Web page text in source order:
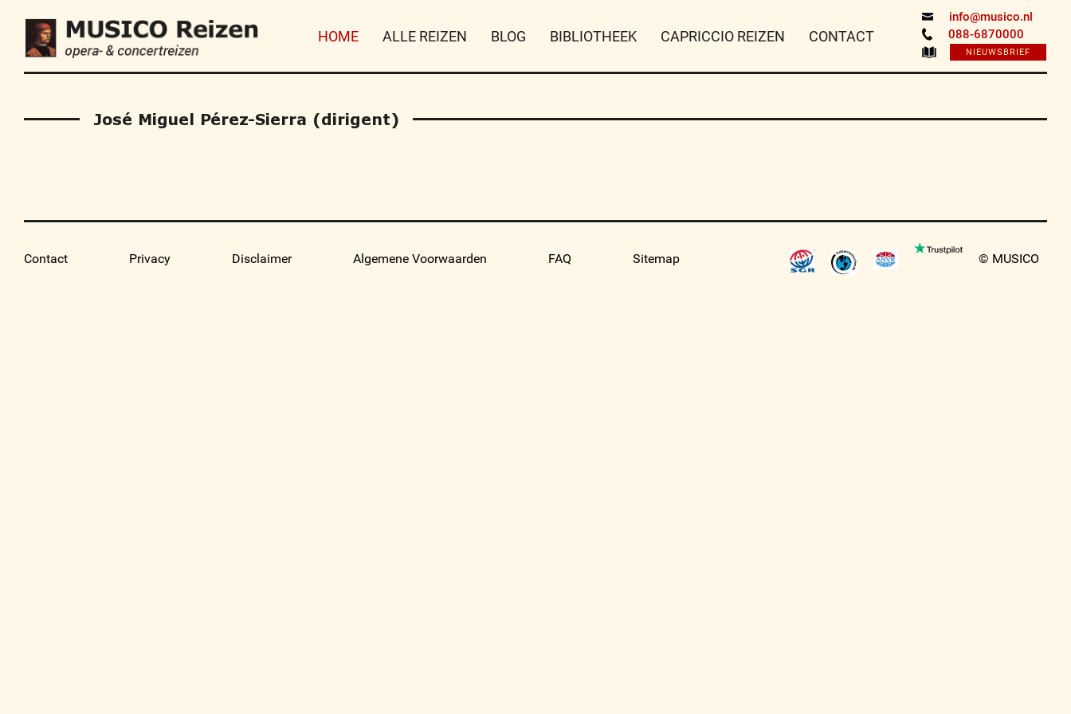
info@musico.nl
088-6870000
NIEUWSBRIEF
HOME ALLE REIZEN BLOG BIBLIOTHEEK CAPRICCIO REIZEN CONTACT
José Miguel Pérez-Sierra (dirigent)
Contact Privacy Disclaimer Algemene Voorwaarden FAQ Sitemap © MUSICO